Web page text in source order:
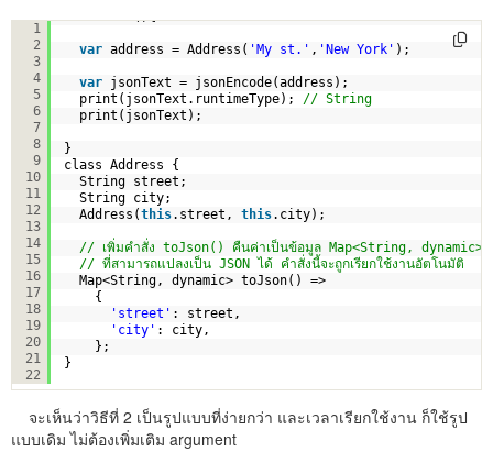
1
2
3
4
5
6
7
8
9
10
11
12
13
14
15
16
17
18
19
20
21
22
void main(){
var address = Address( 'My st.' , 'New York' );
var jsonText = jsonEncode(address);
print(jsonText.runtimeType); // String
print(jsonText);
}
class Address {
String street;
String city;
Address(this.street, this.city);
// เพิ่มคำสั่ง toJson() คืนค่าเป็นข้อมูล Map<String, dynamic>
// ที่สามารถแปลงเป็น JSON ได้ คำสั่งนี้จะถูกเรียกใช้งานอัตโนมัติ
Map<String, dynamic> toJson() =>
{
'street' : street,
'city' : city,
};
}
จะเห็นว่าวิธีที่ 2 เป็นรูปแบบที่ง่ายกว่า และเวลาเรียกใช้งาน ก็ใช้รูป
แบบเดิม ไม่ต้องเพิ่มเติม argument